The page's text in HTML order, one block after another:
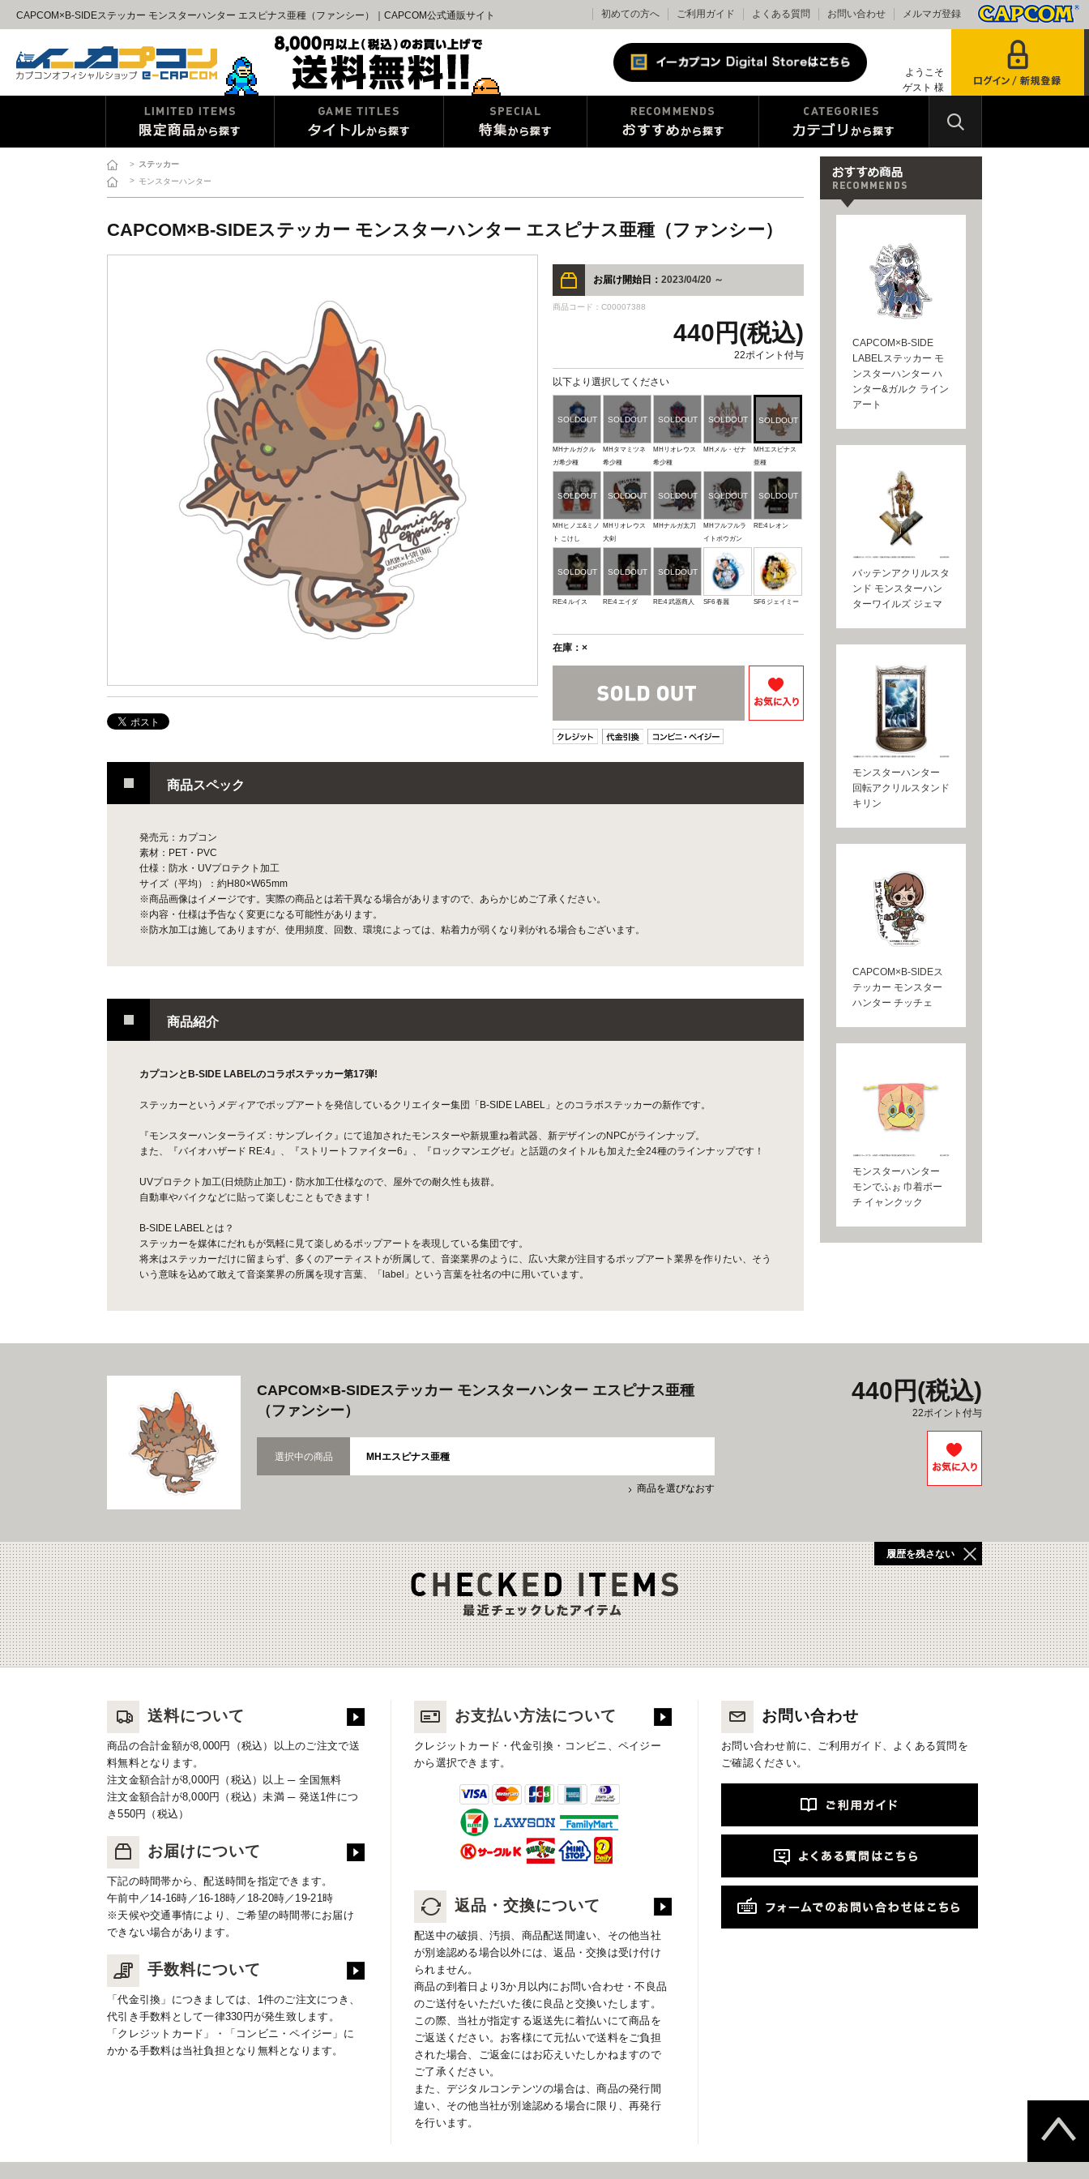
CAPCOM×B-SIDEステッカー モンスターハンター エスピナス亜種（ファンシー）｜CAPCOM公式通販サイト 初めての方へ ご利用ガイド よくある質問 お問い合わせ メルマガ登録
ようこそ
ゲスト 様
> ステッカー
> モンスターハンター
CAPCOM×B-SIDEステッカー モンスターハンター エスピナス亜種（ファンシー）
お届け開始日： 2023/04/20 ～
商品コード：C00007388
440円(税込)
22ポイント付与
以下より選択してください
MHナルガクル
ガ希少種
MHタマミツネ
希少種
MHリオレウス
希少種
MHメル・ゼナ
MHエスピナス
亜種
MHヒノエ&ミノ
ト こけし
MHリオレウス
大剣
MHナルガ太刀
MHフルフルラ
イトボウガン
RE:4 レオン
RE:4 ルイス RE:4 エイダ RE:4 武器商人 SF6 春麗 SF6 ジェイミー
在庫：×
商品スペック
発売元：カプコン
素材：PET・PVC
仕様：防水・UVプロテクト加工
サイズ（平均）：約H80×W65mm
※商品画像はイメージです。実際の商品とは若干異なる場合がありますので、あらかじめご了承ください。
※内容・仕様は予告なく変更になる可能性があります。
※防水加工は施してありますが、使用頻度、回数、環境によっては、粘着力が弱くなり剥がれる場合もございます。
商品紹介
カプコンとB-SIDE LABELのコラボステッカー第17弾!
ステッカーというメディアでポップアートを発信しているクリエイター集団「B-SIDE LABEL」とのコラボステッカーの新作です。
『モンスターハンターライズ：サンブレイク』にて追加されたモンスターや新規重ね着武器、新デザインのNPCがラインナップ。
また、『バイオハザード RE:4』、『ストリートファイター6』、『ロックマンエグゼ』と話題のタイトルも加えた全24種のラインナップです！
UVプロテクト加工(日焼防止加工)・防水加工仕様なので、屋外での耐久性も抜群。
自動車やバイクなどに貼って楽しむこともできます！
B-SIDE LABELとは？
ステッカーを媒体にだれもが気軽に見て楽しめるポップアートを表現している集団です。
将来はステッカーだけに留まらず、多くのアーティストが所属して、音楽業界のように、広い大衆が注目するポップアート業界を作りたい、そう
いう意味を込めて敢えて音楽業界の所属を現す言葉、「label」という言葉を社名の中に用いています。
CAPCOM×B-SIDE
LABELステッカー モ
ンスターハンター ハ
ンター&ガルク ライン
アート
バッテンアクリルスタ
ンド モンスターハン
ターワイルズ ジェマ
モンスターハンター
回転アクリルスタンド
キリン
CAPCOM×B-SIDEス
テッカー モンスター
ハンター チッチェ
モンスターハンター
モンでふぉ 巾着ポー
チ イャンクック
CAPCOM×B-SIDEステッカー モンスターハンター エスピナス亜種
（ファンシー）
選択中の商品 MHエスピナス亜種
商品を選びなおす
440円(税込)
22ポイント付与
履歴を残さない
送料について
商品の合計金額が8,000円（税込）以上のご注文で送
料無料となります。
注文金額合計が8,000円（税込）以上 ─ 全国無料
注文金額合計が8,000円（税込）未満 ─ 発送1件につ
き550円（税込）
お届けについて
下記の時間帯から、配送時間を指定できます。
午前中／14-16時／16-18時／18-20時／19-21時
※天候や交通事情により、ご希望の時間帯にお届け
できない場合があります。
手数料について
「代金引換」につきましては、1件のご注文につき、
代引き手数料として一律330円が発生致します。
「クレジットカード」・「コンビニ・ペイジー」に
かかる手数料は当社負担となり無料となります。
お支払い方法について
クレジットカード・代金引換・コンビニ、ペイジー
から選択できます。
返品・交換について
配送中の破損、汚損、商品配送間違い、その他当社
が別途認める場合以外には、返品・交換は受け付け
られません。
商品の到着日より3か月以内にお問い合わせ・不良品
のご送付をいただいた後に良品と交換いたします。
この際、当社が指定する返送先に着払いにて商品を
ご返送ください。お客様にて元払いで送料をご負担
された場合、ご返金にはお応えいたしかねますので
ご了承ください。
また、デジタルコンテンツの場合は、商品の発行間
違い、その他当社が別途認める場合に限り、再発行
を行います。
お問い合わせ
お問い合わせ前に、ご利用ガイド、よくある質問を
ご確認ください。